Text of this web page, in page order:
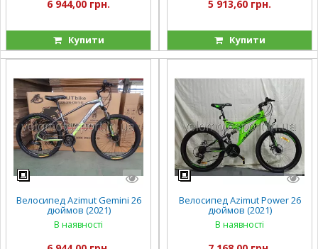
6 944,00 грн.
Купити
5 913,60 грн.
Купити
Велосипед Azimut Gemini 26
дюймов (2021)
В наявності
Велосипед Azimut Power 26
дюймов (2021)
В наявності